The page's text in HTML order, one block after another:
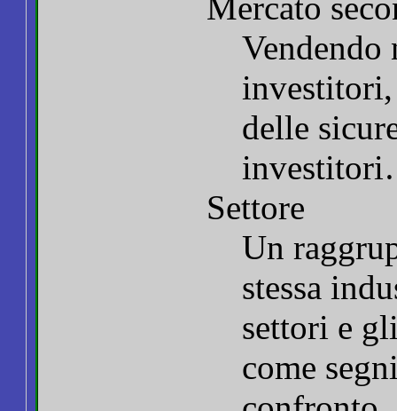
Vendendo
delle
Settore
Un
stessa
settori e
come